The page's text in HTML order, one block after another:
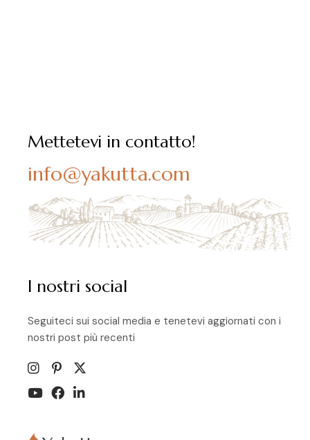
Mettetevi in contatto!
info@yakutta.com
I nostri social
Seguiteci sui social media e tenetevi aggiornati con i
nostri post più recenti